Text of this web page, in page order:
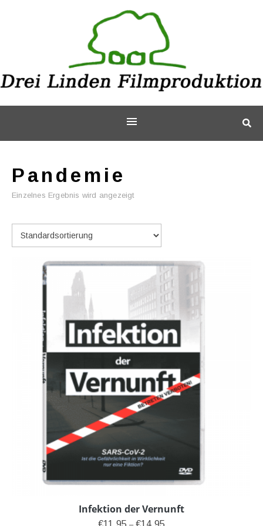
Pandemie
Einzelnes Ergebnis wird angezeigt
Infektion der Vernunft
€11,95 €14,95